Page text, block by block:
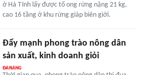
ở Hà Tĩnh lấy được tổ ong rừng nặng 21 kg,
cao 16 tầng ở khu rừng giáp biên giới.
Đẩy mạnh phong trào nông dân
sản xuất, kinh doanh giỏi